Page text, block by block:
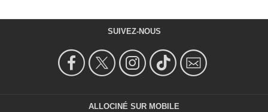
SUIVEZ-NOUS
ALLOCINÉ SUR MOBILE